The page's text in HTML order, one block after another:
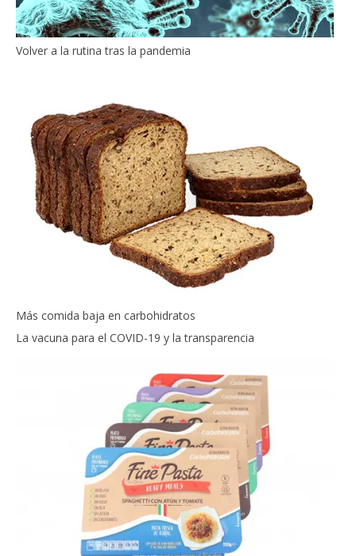
Volver a la rutina tras la pandemia
Más comida baja en carbohidratos
La vacuna para el COVID-19 y la transparencia